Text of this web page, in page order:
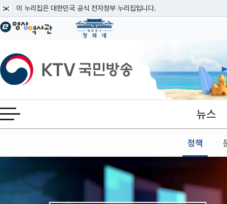
이 누리집은 대한민국 공식 전자정부 누리집입니다.
공식 누리집 주소 확인하기
이밖에 or.kr 또는 .kr등 다른 도메인 주소를 사용하고 있다면 아래 URL에서
운영중인 공식 누리집보기
KTV국민방송
전체메뉴 열기 뉴스
정책
본문